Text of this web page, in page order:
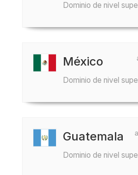
Dominio de nivel
México
Dominio de nivel
Guatemala
Dominio de nivel